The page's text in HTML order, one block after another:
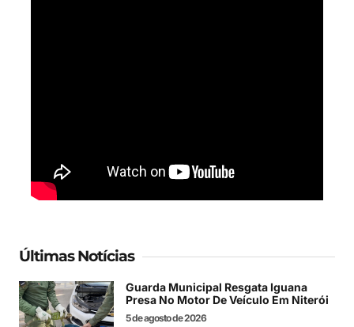
Últimas Notícias
Guarda Municipal Resgata Iguana
Presa No Motor De Veículo Em Niterói
5 de agosto de 2026